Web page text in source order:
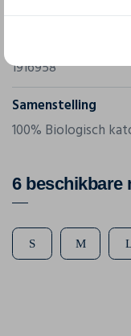
1916958
Samenstelling
100% Biologisch
6 beschikbare
S M